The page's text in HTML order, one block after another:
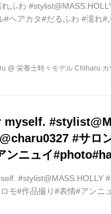
れふわ
#ヘアカタ#だるふわ #濡れ
@ 栄養士時々モデル Chiharu
myself.
#サロ
ンニュイ
#stylist@MASS.HOLLY
モ#作品撮り#表情#アンニ